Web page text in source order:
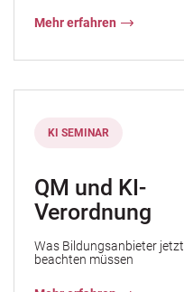
Bildungsunternehmen
Mehr erfahren
KI SEMINAR
QM und KI-
Verordnung
Was Bildungsanbieter jetzt
beachten müssen